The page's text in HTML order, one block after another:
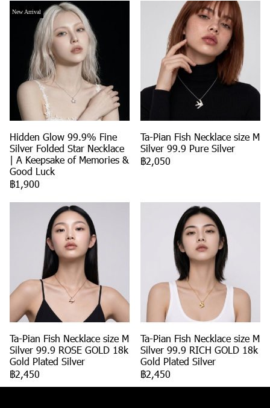
New Arrival
Hidden Glow 99.9% Fine
Silver Folded Star Necklace
| A Keepsake of Memories &
Good Luck
฿1,900
Ta-Pian Fish Necklace size M
Silver 99.9 Pure Silver
฿2,050
Ta-Pian Fish Necklace size M
Silver 99.9 ROSE GOLD 18k
Gold Plated Silver
฿2,450
Ta-Pian Fish Necklace size M
Silver 99.9 RICH GOLD 18k
Gold Plated Silver
฿2,450